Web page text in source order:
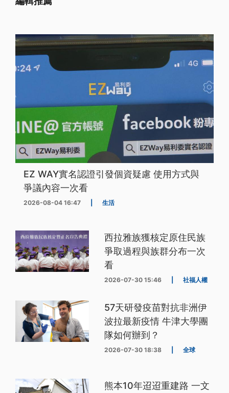
EZ WAY實名認證引發個資疑慮 使用方式與
爭議內容一次看
2026-08-04 16:47 生活
西拉雅族獲核定原住民族
爭取過程與族群分布一次
看
2026-07-30 15:46 社福人權
57天研發疫苗對抗非洲伊
波拉最新疫情 牛津大學團
隊如何辦到？
2026-07-30 18:38 全球
熊本10年迢迢重建路 一文